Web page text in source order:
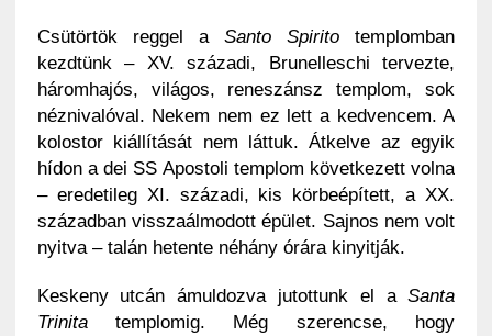
Csütörtök reggel aSanto Spiritotemplomban
kezdtünk – XV. századi, Brunelleschi tervezte,
háromhajós, világos, reneszánsz templom, sok
néznivalóval. Nekem nem ez lett a kedvencem. A
kolostor kiállítását nem láttuk. Átkelve az egyik
hídon a dei SS Apostoli templom következett volna
– eredetileg XI. századi, kis körbeépített, a XX.
században visszaálmodott épület. Sajnos nem volt
nyitva – talán hetente néhány órára kinyitják.
Keskeny utcán ámuldozva jutottunk el aSanta
Trinitatemplomig. Még szerencse, hogy